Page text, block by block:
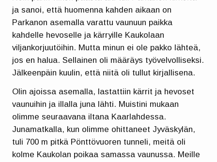
ja sanoi, että huomenna kahden aikaan on
Parkanon asemalla varattu vaunuun paikka
kahdelle hevoselle ja kärryille Kaukolaan
viljankorjuutöihin. Mutta minun ei ole pakko lähteä,
jos en halua. Sellainen oli määräys työvelvolliseksi.
Jälkeenpäin kuulin, että niitä oli tullut kirjallisena.
Olin ajoissa asemalla, lastattiin kärrit ja hevoset
vaunuihin ja illalla juna lähti. Muistini mukaan
olimme seuraavana iltana Kaarlahdessa.
Junamatkalla, kun olimme ohittaneet Jyväskylän,
tuli 700 m pitkä Pönttövuoren tunneli, meitä oli
kolme Kaukolan poikaa samassa vaunussa. Meille